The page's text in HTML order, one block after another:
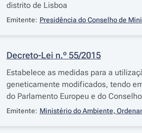
distrito de Lisboa
Emitente: Presidência do Conselho de
Decreto-Lei n.º 55/2015
Estabelece as medidas para a
geneticamente modificados, tendo
do Parlamento Europeu e do
Emitente: Ministério do Ambiente,